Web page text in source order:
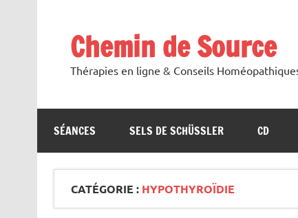
Chemin de Source
Thérapies en ligne & Conseils
SÉANCES SELS DE SCHÜSSLER CD
CATÉGORIE : HYPOTHYROÏDIE